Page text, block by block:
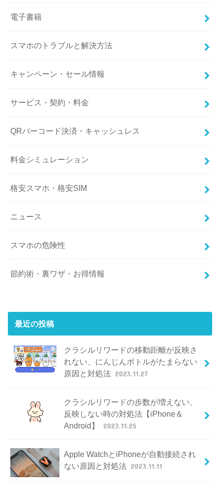
電子書籍
スマホのトラブルと解決方法
キャンペーン・セール情報
サービス・契約・料金
QRバーコード決済・キャッシュレス
料金シミュレーション
格安スマホ・格安SIM
ニュース
スマホの危険性
節約術・裏ワザ・お得情報
最近の投稿
クラシルリワードの移動距離が反映さ
れない、にんじんボトルがたまらない
原因と対処法 2023.11.27
クラシルリワードの歩数が増えない、
反映しない時の対処法【iPhone＆
Android】
2023.11.25
Apple WatchとiPhoneが自動接続され
ない原因と対処法 2023.11.11